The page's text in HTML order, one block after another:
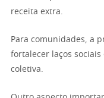
receita extra.
Para comunidades, a
fortalecer laços
coletiva.